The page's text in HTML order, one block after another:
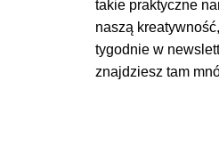
takie praktyczne
naszą
tygodnie w
znajdziesz tam